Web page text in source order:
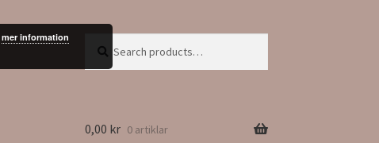
for:
0,00 kr 0 artiklar
mer information